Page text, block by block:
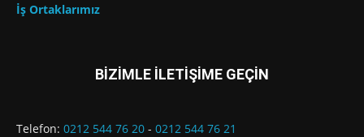
İş Ortaklarımız
BİZİMLE İLETİŞİME GEÇİN
Telefon: 0212 544 76 20 - 0212 544 76 21